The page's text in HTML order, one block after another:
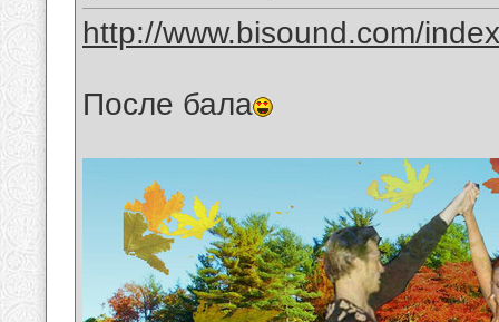
http://www.bisound.com/
После бала